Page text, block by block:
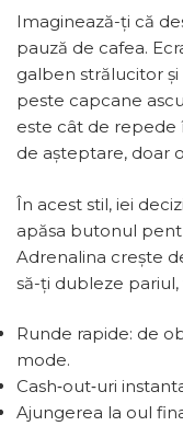
Imaginează-ți că
pauză de cafea.
galben strălucitor și
peste capcane
este cât de
de așteptare, doar
În acest stil, iei
apăsa butonul
Adrenalina crește
să-ți dubleze pariul,
Runde rapide: de
mode.
Cash‑out‑uri
Ajungerea la oul